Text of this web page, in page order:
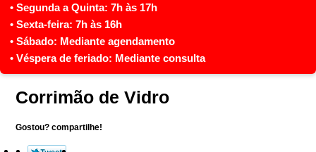
Corrimão de Vidro
Gostou? compartilhe!